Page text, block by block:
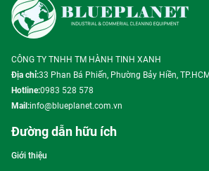
CÔNG TY TNHH TM HÀNH TINH XANH
Địa chỉ:33 Phan Bá Phiến, Phường Bảy Hiền, TP.HCM
Hotline:0983 528 578
Mail:info@blueplanet.com.vn
Đường dẫn hữu ích
Giới thiệu